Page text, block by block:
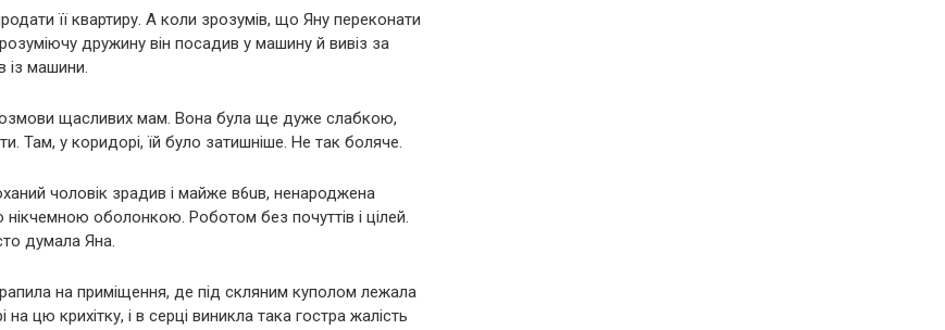
її квартиру. А коли зрозумів, що Яну переконати
дружину він посадив у машину й вивіз за
із машини.
щасливих мам. Вона була ще дуже слабкою,
Там, у коридорі, їй було затишніше. Не так боляче.
чоловік зрадив і майже в6uв, ненароджена
оболонкою. Роботом без почуттів і цілей.
думала Яна.
на приміщення, де під скляним куполом лежала
цю крихітку, і в серці виникла така гостра жалість